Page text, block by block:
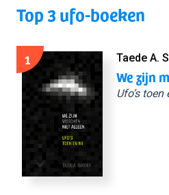
Top 3 ufo-boeken
1 Taede A.
We zijn
Ufo’s toen